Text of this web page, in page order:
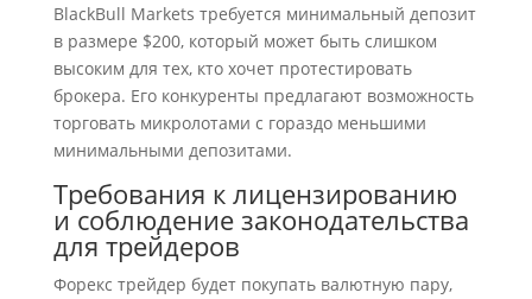
BlackBull Markets требуется минимальный депозит
в размере $200, который может быть слишком
высоким для тех, кто хочет протестировать
брокера. Его конкуренты предлагают возможность
торговать микролотами с гораздо меньшими
минимальными депозитами.
Требования к лицензированию
и соблюдение законодательства
для трейдеров
Форекс трейдер будет покупать валютную пару,